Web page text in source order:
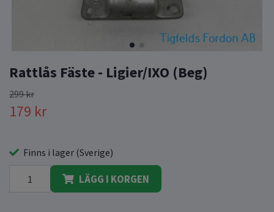
Rattlås Fäste - Ligier/IXO (Beg)
299 kr
179 kr
Finns i lager (Sverige)
LÄGG I KORGEN